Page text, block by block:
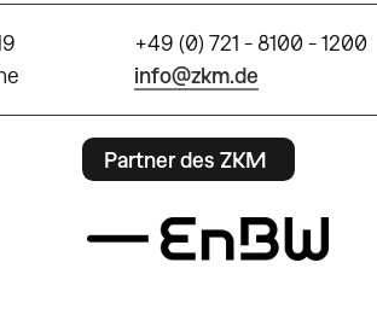
+49 (0) 721 - 8100 - 1200
info@zkm.de
Partner des ZKM